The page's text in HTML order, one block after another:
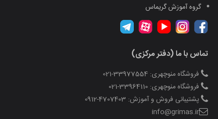
گروه آموزش گریماس
تماس با ما (دفتر مرکزی)
فروشگاه منوچهری: 33977554-021
فروشگاه منوچهری: 33964110-021
پشتیبانی فروش و آموزش: 4707403-0912
info@grimas.ir